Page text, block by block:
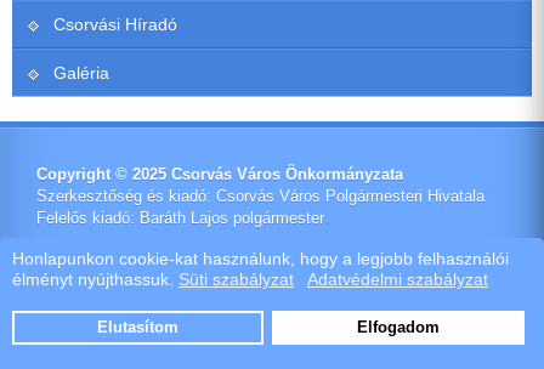
Honlapunkon cookie-kat használunk, hogy a legjobb felhasználói
élményt nyújthassuk. Süti szabályzat Adatvédelmi szabályzat
Elutasítom Elfogadom
Csorvási Híradó
Galéria
Copyright © 2025 Csorvás Város Önkormányzata
Szerkesztőség és kiadó: Csorvás Város Polgármesteri Hivatala
Felelős kiadó: Baráth Lajos polgármester
Impresszum
Ötletes Megoldások Kft.
Webdeisign|Webhost
Szoftver értékesítés